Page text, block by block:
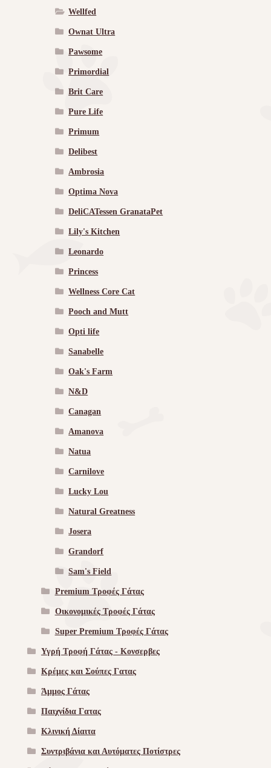
Wellfed
Ownat Ultra
Pawsome
Primordial
Brit Care
Pure Life
Primum
Delibest
Ambrosia
Optima Nova
DeliCATessen GranataPet
Lily's Kitchen
Leonardo
Princess
Wellness Core Cat
Pooch and Mutt
Opti life
Sanabelle
Oak's Farm
N&D
Canagan
Amanova
Natua
Carnilove
Lucky Lou
Natural Greatness
Josera
Grandorf
Sam's Field
Premium Τροφές Γάτας
Οικονομικές Τροφές Γάτας
Super Premium Τροφές Γάτας
Υγρή Τροφή Γάτας - Kονσερβες
Κρέμες και Σούπες Γατας
Άμμος Γάτας
Παιχνίδια Γατας
Κλινική Δίαιτα
Συντριβάνια και Αυτόματες Ποτίστρες